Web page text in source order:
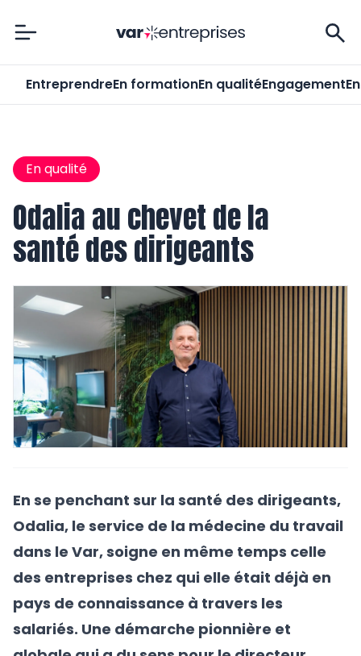
Var-Entreprises
EntreprendreEn formationEn qualitéEngagement
En qualité
Odalia au chevet de la
santé des dirigeants
En se penchant sur la santé des dirigeants,
Odalia, le service de la médecine du travail
dans le Var, soigne en même temps celle
des entreprises chez qui elle était déjà en
pays de connaissance à travers les
salariés. Une démarche pionnière et